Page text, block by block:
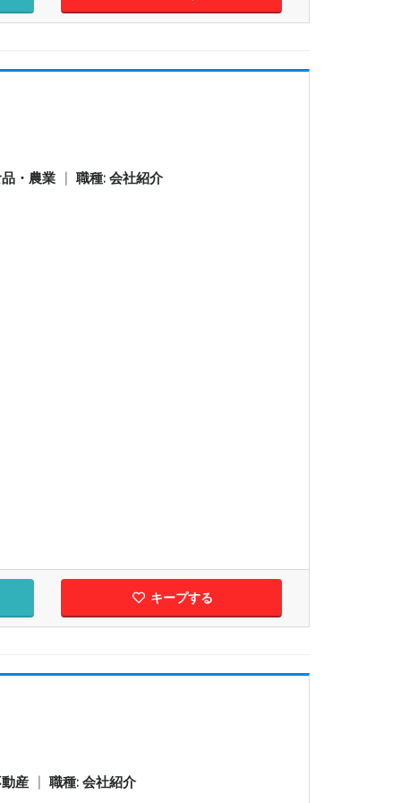
・農業 | 職種: 会社紹介
キープする
産 職種: 会社紹介